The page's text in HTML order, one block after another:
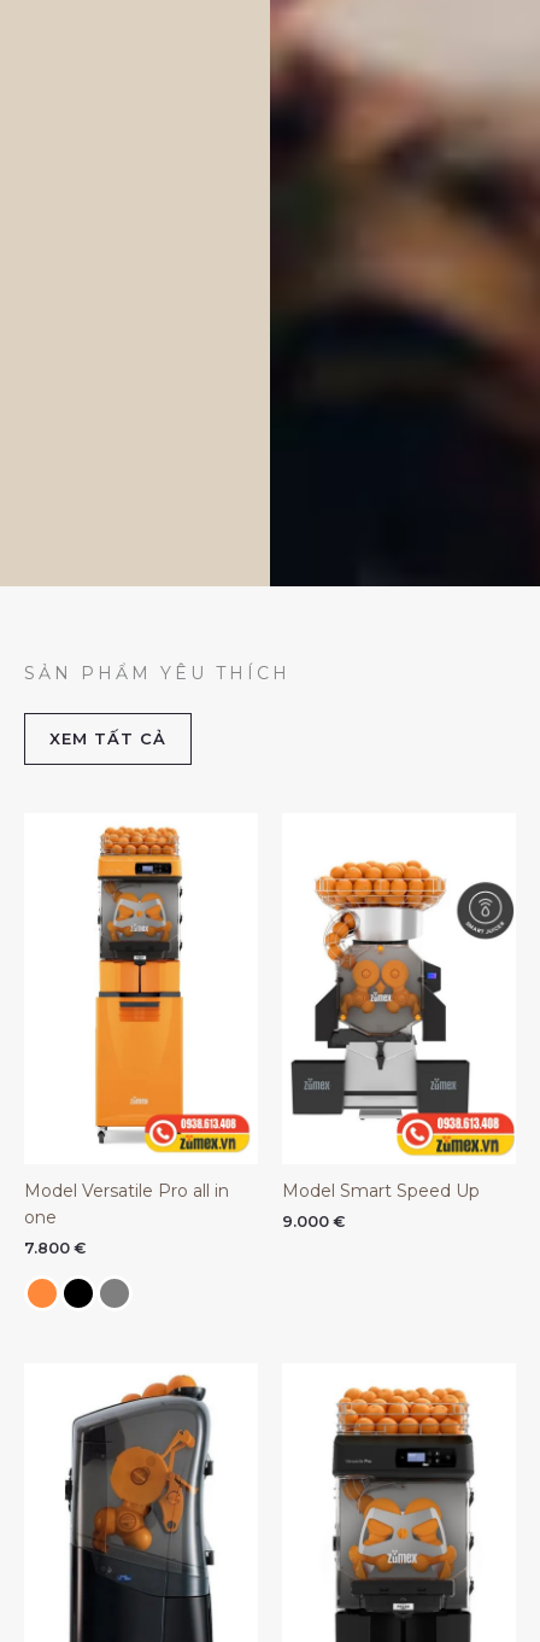
SẢN PHẨM YÊU THÍCH
XEM TẤT CẢ
Model Versatile Pro all in
one
7.800 €
Model Smart Speed Up
9.000 €